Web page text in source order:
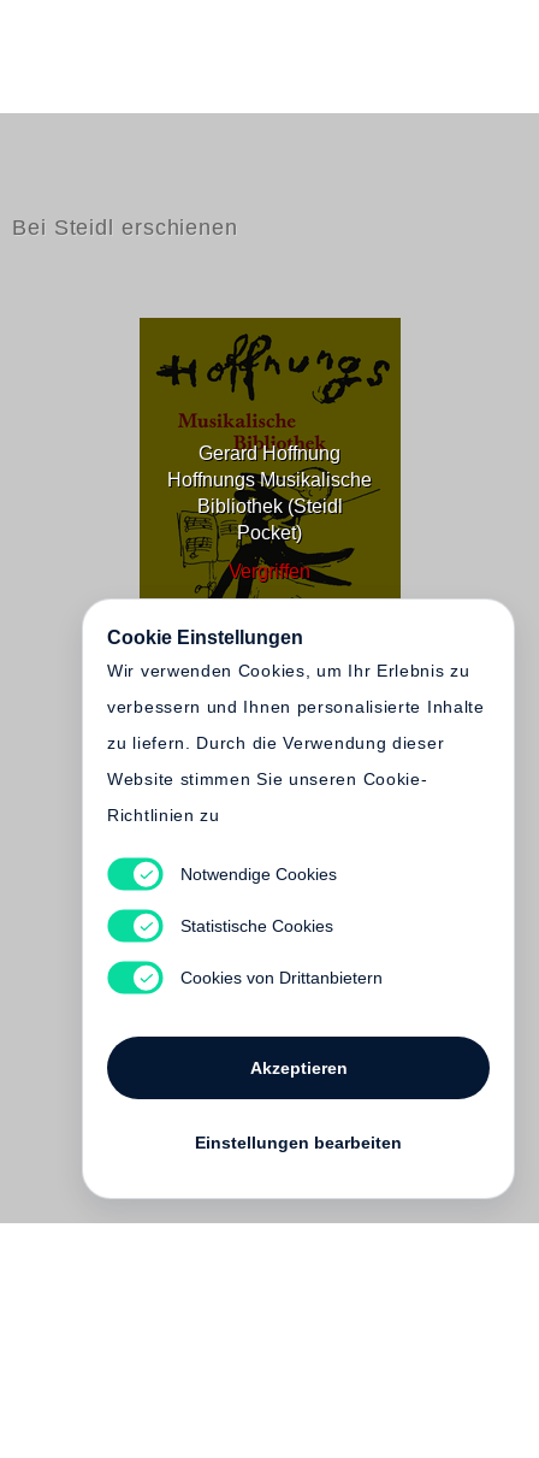
Bei Steidl erschienen
Gerard Hoffnung
Hoffnungs Musikalische
Bibliothek (Steidl
Pocket)
Vergriffen
Gerard Hoffnung
Klapperstörche
€ 12.80
Cookie Einstellungen
Wir verwenden Cookies, um Ihr Erlebnis zu
verbessern und Ihnen personalisierte Inhalte
zu liefern. Durch die Verwendung dieser
Website stimmen Sie unseren Cookie-
Richtlinien zu
Notwendige Cookies
Statistische Cookies
Cookies von Drittanbietern
Akzeptieren
Einstellungen bearbeiten